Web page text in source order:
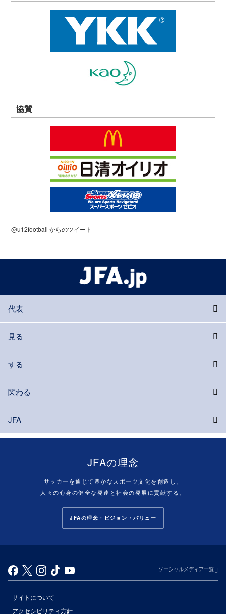
協賛
@u12football からのツイート
代表
見る
する
関わる
JFA
JFAの理念
サッカーを通じて豊かなスポーツ文化を創造し、
人々の心身の健全な発達と社会の発展に貢献する。
JFAの理念・ビジョン・バリュー
ソーシャルメディア一覧
サイトについて
アクセシビリティ方針